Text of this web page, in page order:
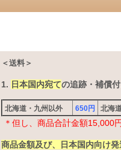
＜送料＞
1. 日本国内宛ての追跡・補償
北海道・九州以外 650円 北海
＊但し、商品合計金額15,000
商品金額及び、日本国内向け発